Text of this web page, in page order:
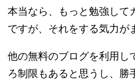
本当なら、もっと勉強して
ですが、それをする気力が
他の無料のブログを利用し
ろ制限もあると思うし、勝